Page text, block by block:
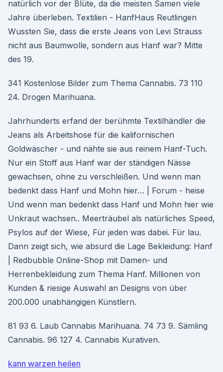
natürlich vor der Blüte, da die meisten Samen viele
Jahre überleben. Textilien - HanfHaus Reutlingen
Wussten Sie, dass die erste Jeans von Levi Strauss
nicht aus Baumwolle, sondern aus Hanf war? Mitte
des 19.
341 Kostenlose Bilder zum Thema Cannabis. 73 110
24. Drogen Marihuana.
Jahrhunderts erfand der berühmte Textilhändler die
Jeans als Arbeitshose für die kalifornischen
Goldwäscher - und nähte sie aus reinem Hanf-Tuch.
Nur ein Stoff aus Hanf war der ständigen Nässe
gewachsen, ohne zu verschleißen. Und wenn man
bedenkt dass Hanf und Mohn hier… | Forum - heise
Und wenn man bedenkt dass Hanf und Mohn hier wie
Unkraut wachsen.. Meerträubel als natürliches Speed,
Psylos auf der Wiese, Für jeden was dabei. Für lau.
Dann zeigt sich, wie absurd die Lage Bekleidung: Hanf
| Redbubble Online-Shop mit Damen- und
Herrenbekleidung zum Thema Hanf. Millionen von
Kunden & riesige Auswahl an Designs von über
200.000 unabhängigen Künstlern.
81 93 6. Laub Cannabis Marihuana. 74 73 9. Sämling
Cannabis. 96 127 4. Cannabis Kurativen.
kann warzen heilen